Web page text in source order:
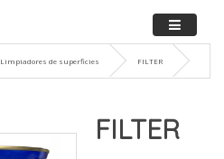
Limpiadores de superficies FILTER
FILTER